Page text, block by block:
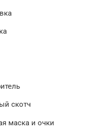
скотч
маска и очки